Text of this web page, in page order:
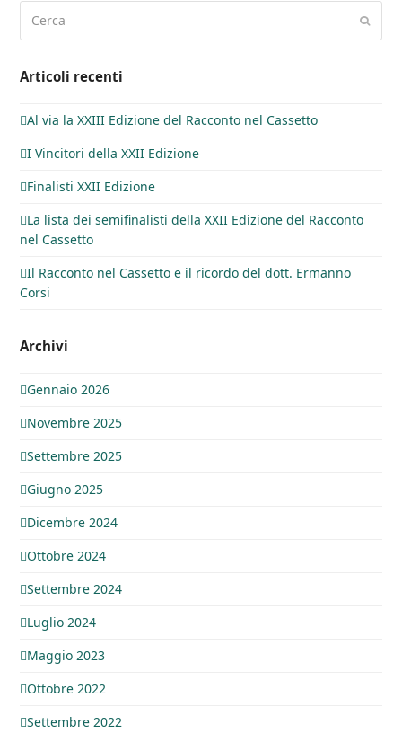
Invia
Articoli recenti
Al via la XXIII Edizione del Racconto nel Cassetto
I Vincitori della XXII Edizione
Finalisti XXII Edizione
La lista dei semifinalisti della XXII Edizione del Racconto
nel Cassetto
Il Racconto nel Cassetto e il ricordo del dott. Ermanno
Corsi
Archivi
Gennaio 2026
Novembre 2025
Settembre 2025
Giugno 2025
Dicembre 2024
Ottobre 2024
Settembre 2024
Luglio 2024
Maggio 2023
Ottobre 2022
Settembre 2022